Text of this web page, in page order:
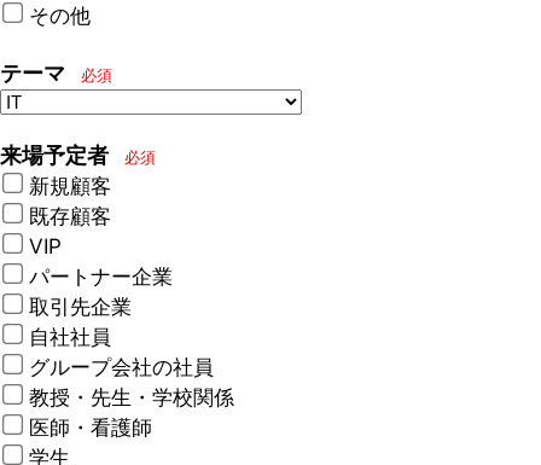
その他
テーマ 必須
来場予定者 必須
新規顧客
既存顧客
VIP
パートナー企業
取引先企業
自社社員
グループ会社の社員
教授・先生・学校関係
医師・看護師
学生